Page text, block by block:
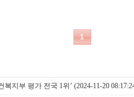
복지부 평가 전국 1위’ (2024-11-20